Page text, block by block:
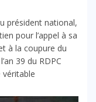
président national,
pour l’appel à sa
à la coupure du
39 du RDPC
véritable